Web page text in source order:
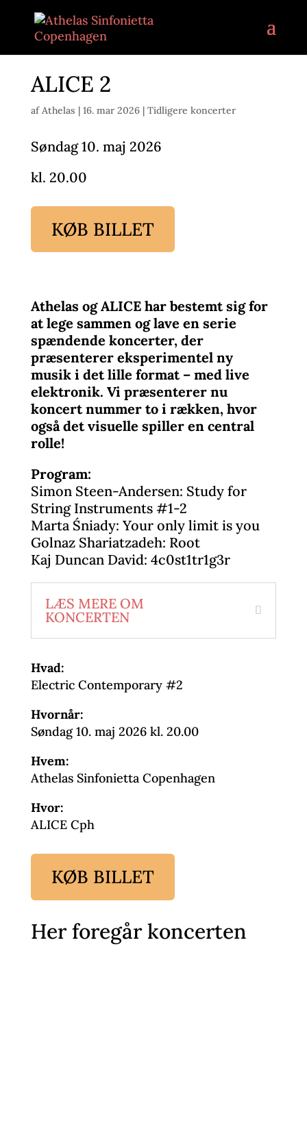
ALICE 2
afAthelas | 16. mar 2026| Tidligere koncerter
Søndag 10. maj 2026
kl. 20.00
KØB BILLET
Athelas og ALICE har bestemt sig for
at lege sammen og lave en serie
spændende koncerter, der
præsenterer eksperimentel ny
musik i det lille format – med live
elektronik. Vi præsenterer nu
koncert nummer to i rækken, hvor
også det visuelle spiller en central
rolle!
Program:
Simon Steen-Andersen: Study for
String Instruments #1-2
Marta Śniady: Your only limit is you
Golnaz Shariatzadeh: Root
Kaj Duncan David: 4c0st1tr1g3r
LÆS MERE OM
KONCERTEN
Hvad:
Electric Contemporary #2
Hvornår:
Søndag 10. maj 2026 kl. 20.00
Hvem:
Athelas Sinfonietta Copenhagen
Hvor:
ALICE Cph
KØB BILLET
Her foregår koncerten